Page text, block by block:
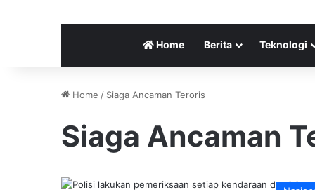
Home Berita Teknologi
Home / Siaga Ancaman Teroris
Siaga Ancaman